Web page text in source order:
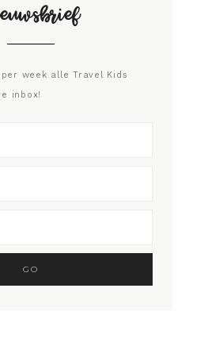
week alle Travel Kids
inbox!